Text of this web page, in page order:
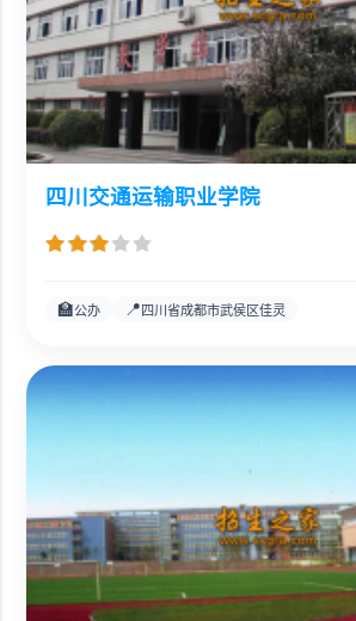
四川交通运输职业学院
🏫公办 📍四川省成都市武侯区佳灵